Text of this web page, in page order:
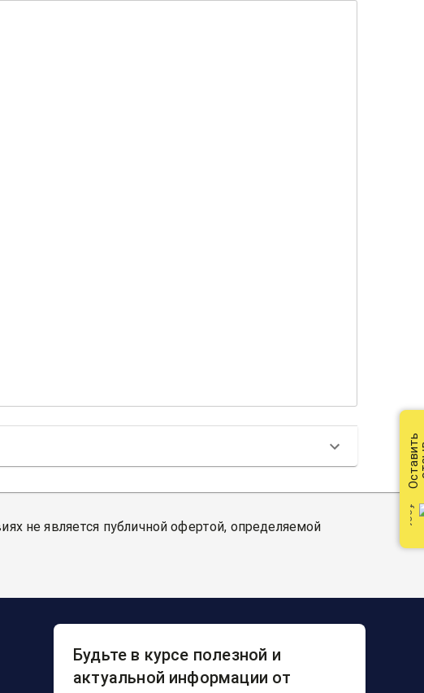
не является публичной офертой, определяемой
Будьте в курсе полезной и
актуальной информации от
Оставить